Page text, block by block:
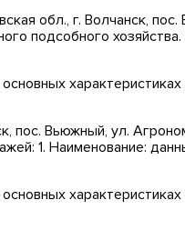
обл., г. Волчанск,
подсобного
пос. Вьюжный, ул.
1. Наименование: